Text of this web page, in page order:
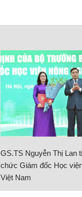
GS.TS Nguyễn Thị Lan
chức Giám đốc Học
Việt Nam